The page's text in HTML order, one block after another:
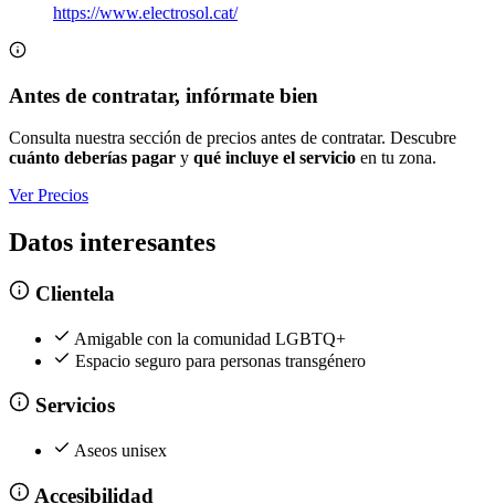
https://www.electrosol.cat/
Antes de contratar, infórmate bien
Consulta nuestra sección de precios antes de contratar. Descubre
cuánto deberías pagar y qué incluye el servicio en tu zona.
Ver Precios
Datos interesantes
Clientela
Amigable con la comunidad LGBTQ+
Espacio seguro para personas transgénero
Servicios
Aseos unisex
Accesibilidad